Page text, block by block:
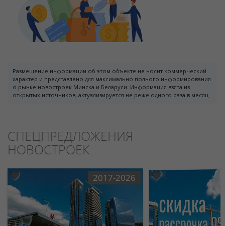
Размещение информации об этом объекте не носит коммерческий
характер и представлено для максимально полного информирования
о рынке новостроек Минска и Беларуси. Информация взята из
открытых источников, актуализируется не реже одного раза в месяц.
СПЕЦПРЕДЛОЖЕНИЯ
НОВОСТРОЕК
2017-2026